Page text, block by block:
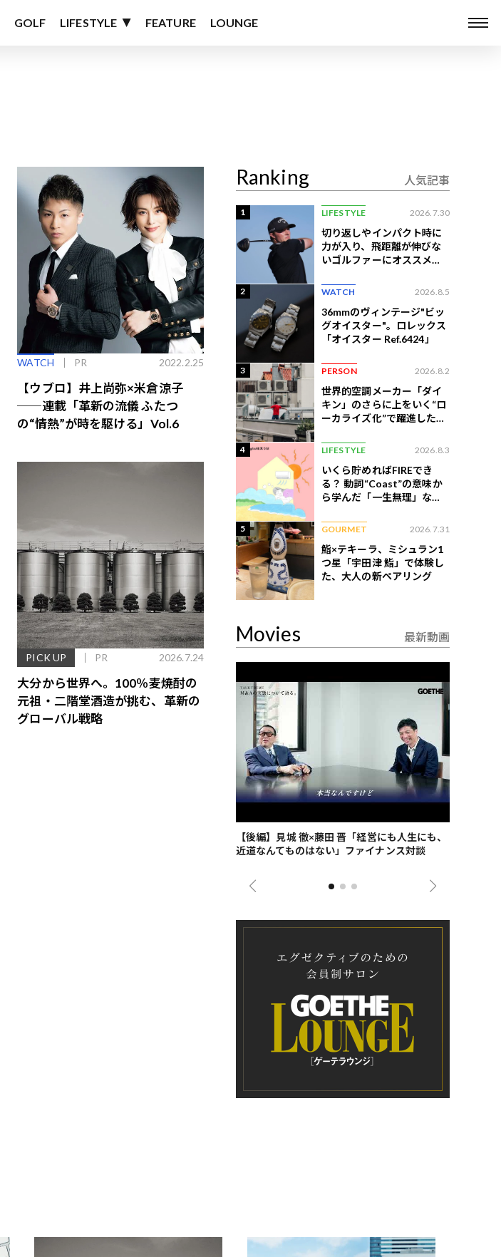
GOLF LIFESTYLE FEATURE LOUNGE
WATCH PR 2022.2.25
【ウブロ】井上尚弥×米倉涼子
──連載「革新の流儀 ふたつ
の“情熱”が時を駆ける」Vol.6
PICK UP PR 2026.7.24
大分から世界へ。100％麦焼酎の
元祖・二階堂酒造が挑む、革新の
グローバル戦略
Ranking 人気記事
1 LIFESTYLE 2026.7.30
切り返しやインパクト時に
力が入り、飛距離が伸びな
いゴルファーにオススメの
2 WATCH 2026.8.5
36mmのヴィンテージ"ビッ
グオイスター"。ロレックス
「オイスター Ref.6424」
3 PERSON 2026.8.2
世界的空調メーカー「ダイ
キン」のさらに上をいく“ロ
ーカライズ化”で躍進したイ
4 LIFESTYLE 2026.8.3
いくら貯めればFIREでき
る？ 動詞“Coast”の意味か
ら学んだ「一生無理」な切
5 GOURMET 2026.7.31
鮨×テキーラ、ミシュラン1
つ星「宇田津 鮨」で体験し
た、大人の新ペアリング
Movies 最新動画
【後編】見城 徹×藤田 晋「経営にも人生にも、
近道なんてものはない」ファイナンス対談